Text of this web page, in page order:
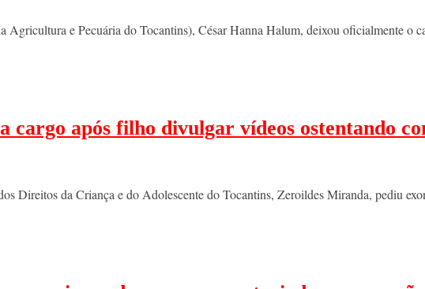
Agricultura e Pecuária do Tocantins), César Hanna Halum, deixou oficialmente o
cargo após filho divulgar vídeos ostentando
Direitos da Criança e do Adolescente do Tocantins, Zeroildes Miranda, pediu